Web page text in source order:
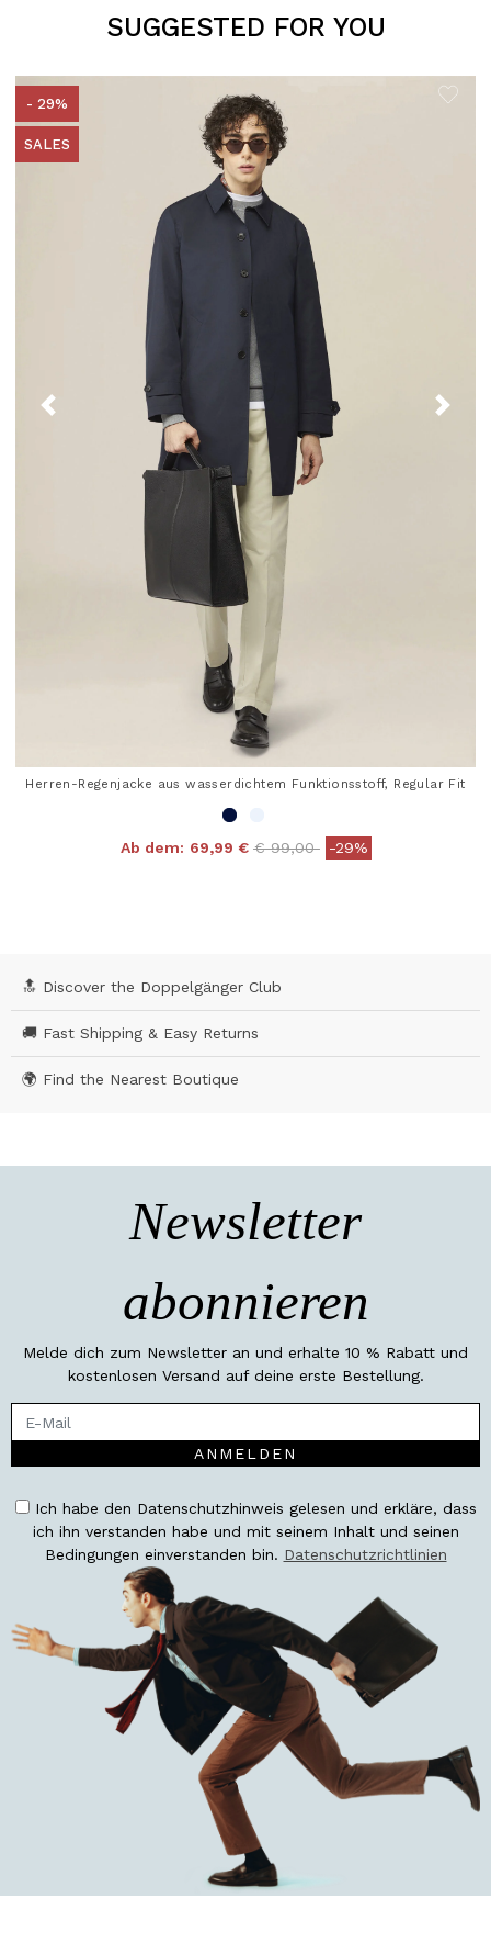
SUGGESTED FOR YOU
- 29%
SALES
Herren-Regenjacke aus wasserdichtem Funktionsstoff, Regular Fit
Ab dem: 69,99 € Price reduced from
€ 99,00to-29%
🔝 Discover the Doppelgänger Club
🚚 Fast Shipping & Easy Returns
🌍 Find the Nearest Boutique
Newsletter
abonnieren
Melde dich zum Newsletter an und erhalte 10 % Rabatt und
kostenlosen Versand auf deine erste Bestellung.
ANMELDEN
Ich habe den Datenschutzhinweis gelesen und erkläre, dass
ich ihn verstanden habe und mit seinem Inhalt und seinen
Bedingungen einverstanden bin. Datenschutzrichtlinien